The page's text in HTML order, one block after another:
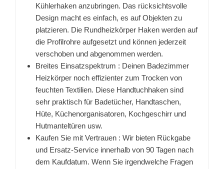
Kühlerhaken anzubringen. Das rücksichtsvolle
Design macht es einfach, es auf Objekten zu
platzieren. Die Rundheizkörper Haken werden auf
die Profilrohre aufgesetzt und können jederzeit
verschoben und abgenommen werden.
Breites Einsatzspektrum : Deinen Badezimmer
Heizkörper noch effizienter zum Trocken von
feuchten Textilien. Diese Handtuchhaken sind
sehr praktisch für Badetücher, Handtaschen,
Hüte, Küchenorganisatoren, Kochgeschirr und
Hutmanteltüren usw.
Kaufen Sie mit Vertrauen : Wir bieten Rückgabe
und Ersatz-Service innerhalb von 90 Tagen nach
dem Kaufdatum. Wenn Sie irgendwelche Fragen